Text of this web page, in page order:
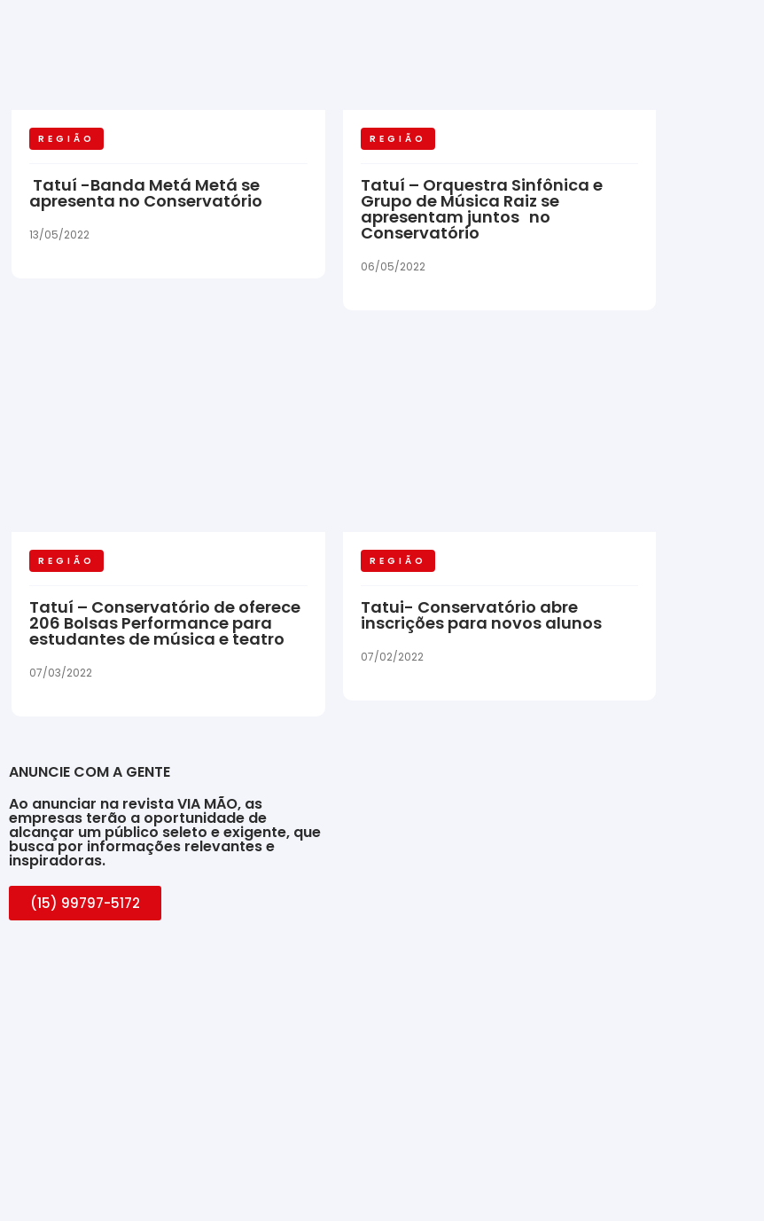
REGIÃO
Tatuí -Banda Metá Metá se
apresenta no Conservatório
13/05/2022
REGIÃO
Tatuí – Orquestra Sinfônica e
Grupo de Música Raiz se
apresentam juntos no
Conservatório
06/05/2022
REGIÃO
Tatuí – Conservatório de oferece
206 Bolsas Performance para
estudantes de música e teatro
07/03/2022
REGIÃO
Tatui- Conservatório abre
inscrições para novos alunos
07/02/2022
ANUNCIE COM A GENTE
Ao anunciar na revista VIA MÃO, as
empresas terão a oportunidade de
alcançar um público seleto e exigente, que
busca por informações relevantes e
inspiradoras.
(15) 99797-5172